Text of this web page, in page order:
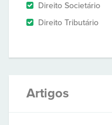
Direito Societário
Direito Tributário
Artigos